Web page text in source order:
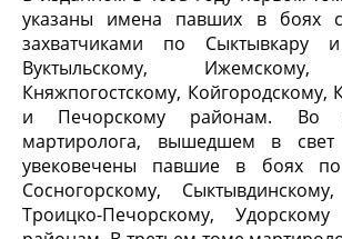
указаны имена павших в боях
захватчиками по Сыктывкару
Вуктыльскому, Ижемскому,
Княжпогостскому, Койгородскому,
и Печорскому районам. Во
мартиролога, вышедшем в
увековечены павшие в боях по
Сосногорскому,
Троицко-Печорскому,